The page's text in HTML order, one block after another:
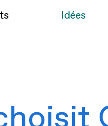
Idées